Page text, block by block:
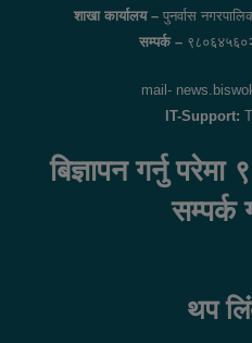
शाखा कार्यालय – पुनर्वास
सम्पर्क –
mail-
IT-Support:
बिज्ञापन गर्नु
सम्पर्क
थप